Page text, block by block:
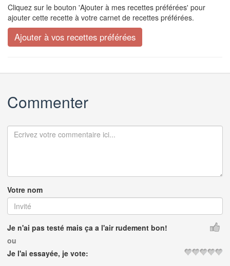
Cliquez sur le bouton 'Ajouter à mes recettes préférées' pour
ajouter cette recette à votre carnet de recettes préférées.
Commenter
Votre nom
Je n'ai pas testé mais ça a l'air rudement bon!
ou
Je l'ai essayée, je vote: